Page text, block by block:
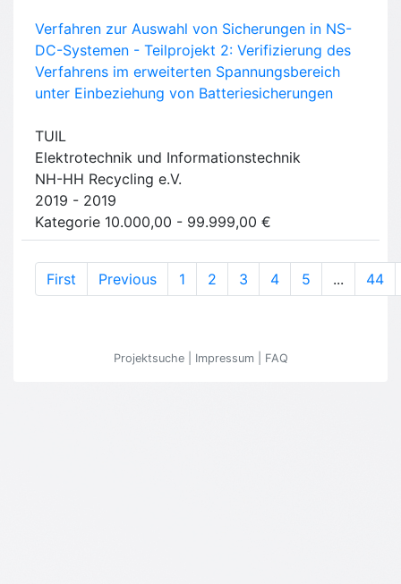
Verfahren zur Auswahl von Sicherungen in NS-
DC-Systemen - Teilprojekt 2: Verifizierung des
Verfahrens im erweiterten Spannungsbereich
unter Einbeziehung von Batteriesicherungen
TUIL
Elektrotechnik und Informationstechnik
NH-HH Recycling e.V.
2019 - 2019
Kategorie 10.000,00 - 99.999,00 €
First Previous 1 2 3 4 5 ... 44
Projektsuche Impressum FAQ